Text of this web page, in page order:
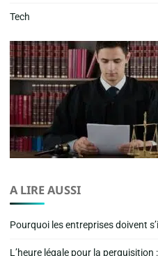
Tech
A LIRE AUSSI
Pourquoi les entreprises doivent
L’heure légale pour la